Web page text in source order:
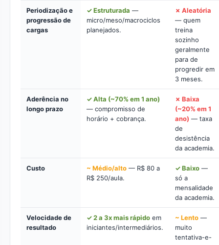
Periodização e
progressão de
cargas
✓ Estruturada —
micro/meso/macrociclos
planejados.
✗ Aleatória
— quem
treina
sozinho
geralmente
para de
progredir em
3 meses.
Aderência no
longo prazo
✓ Alta (~70% em 1 ano)
— compromisso de
horário + cobrança.
✗ Baixa
(~20% em 1
ano) — taxa
de
desistência
da academia.
Custo ~ Médio/alto — R$ 80 a
R$ 250/aula.
✓ Baixo —
só a
mensalidade
da academia.
Velocidade de
resultado
✓ 2 a 3x mais rápido em
iniciantes/intermediários.
~ Lento —
muito
tentativa-e-